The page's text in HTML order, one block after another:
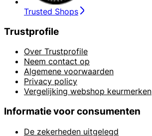
Trusted Shops
Trustprofile
Over Trustprofile
Neem contact op
Algemene voorwaarden
Privacy policy
Vergelijking webshop keurmerken
Informatie voor consumenten
De zekerheden uitgelegd